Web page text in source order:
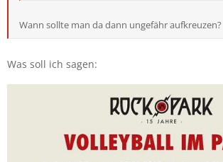
Wann sollte man da dann ungefähr aufkreuzen?
Was soll ich sagen: